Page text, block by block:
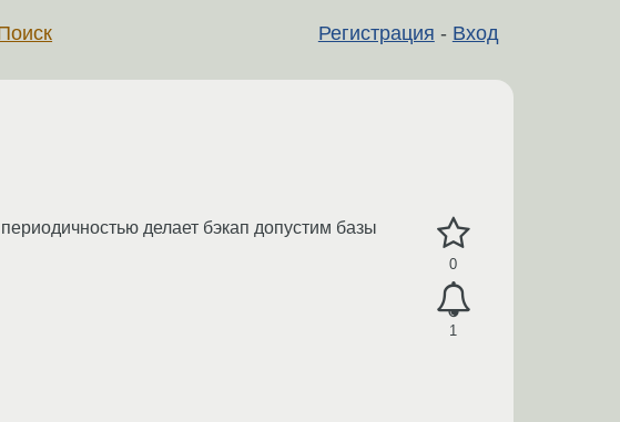
Регистрация - Вход
0
1
делает бэкап допустим базы